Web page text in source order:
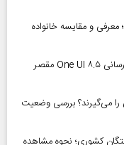
و مقایسه خانواده
بحران باتری در گوشی‌های سامسونگ؛ آیا به‌روزرسانی One UI ۸.۵ مقصر
می‌گیرند؟ بررسی وضعیت
بازنشستگان کشوری؛ نحوه مشاهده